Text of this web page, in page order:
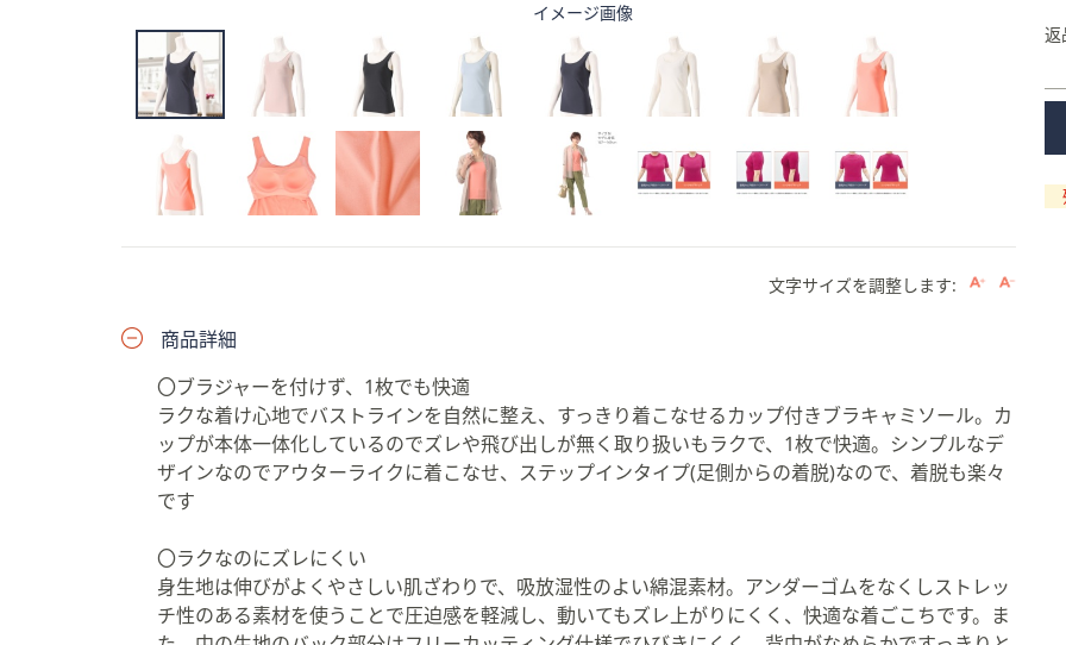
し
て
す。
イメージ画像
返
文字サイズを調整します:
商品詳細
〇ブラジャーを付けず、1枚でも快適
ラクな着け心地でバストラインを自然に整え、すっきり着こなせるカップ付きブラキャミソール。カ
ップが本体一体化しているのでズレや飛び出しが無く取り扱いもラクで、1枚で快適。シンプルなデ
ザインなのでアウターライクに着こなせ、ステップインタイプ(足側からの着脱)なので、着脱も楽々
です
〇ラクなのにズレにくい
身生地は伸びがよくやさしい肌ざわりで、吸放湿性のよい綿混素材。アンダーゴムをなくしストレッ
チ性のある素材を使うことで圧迫感を軽減し、動いてもズレ上がりにくく、快適な着ごこちです。ま